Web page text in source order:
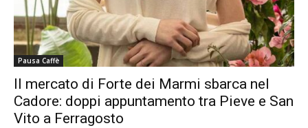
Pausa Caffè
Il mercato di Forte dei Marmi sbarca nel
Cadore: doppi appuntamento tra Pieve e San
Vito a Ferragosto